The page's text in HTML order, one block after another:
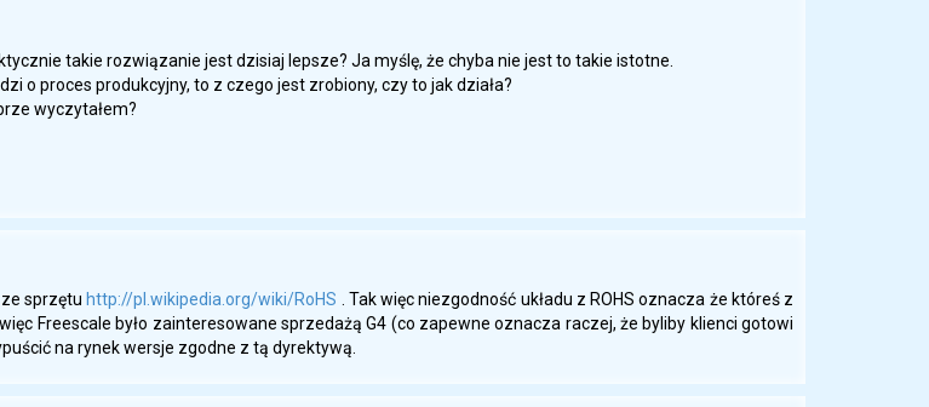
takie rozwiązanie jest dzisiaj lepsze? Ja myślę, że chyba nie jest to takie istotne.
o proces produkcyjny, to z czego jest zrobiony, czy to jak działa?
wyczytałem?
sprzętu http://pl.wikipedia.org/wiki/RoHS . Tak więc niezgodność układu z ROHS oznacza że któreś z
Freescale było zainteresowane sprzedażą G4 (co zapewne oznacza raczej, że byliby klienci gotowi
na rynek wersje zgodne z tą dyrektywą.